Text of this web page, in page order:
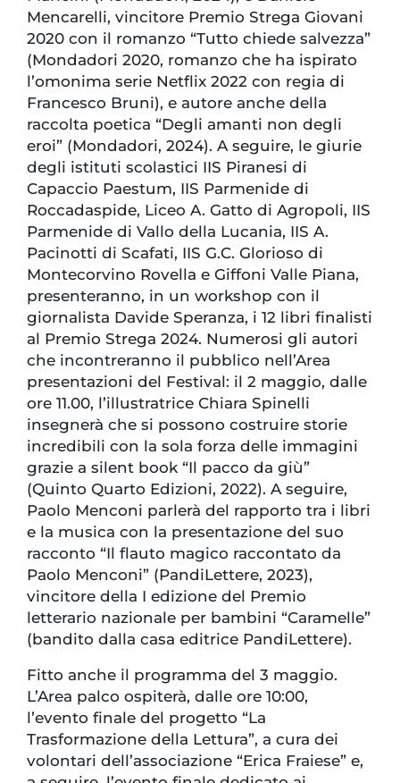
Mencarelli, vincitore Premio Strega Giovani
2020 con il romanzo “Tutto chiede salvezza”
(Mondadori 2020, romanzo che ha ispirato
l’omonima serie Netflix 2022 con regia di
Francesco Bruni), e autore anche della
raccolta poetica “Degli amanti non degli
eroi” (Mondadori, 2024). A seguire, le giurie
degli istituti scolastici IIS Piranesi di
Capaccio Paestum, IIS Parmenide di
Roccadaspide, Liceo A. Gatto di Agropoli, IIS
Parmenide di Vallo della Lucania, IIS A.
Pacinotti di Scafati, IIS G.C. Glorioso di
Montecorvino Rovella e Giffoni Valle Piana,
presenteranno, in un workshop con il
giornalista Davide Speranza, i 12 libri finalisti
al Premio Strega 2024. Numerosi gli autori
che incontreranno il pubblico nell’Area
presentazioni del Festival: il 2 maggio, dalle
ore 11.00, l’illustratrice Chiara Spinelli
insegnerà che si possono costruire storie
incredibili con la sola forza delle immagini
grazie a silent book “Il pacco da giù”
(Quinto Quarto Edizioni, 2022). A seguire,
Paolo Menconi parlerà del rapporto tra i libri
e la musica con la presentazione del suo
racconto “Il flauto magico raccontato da
Paolo Menconi” (PandiLettere, 2023),
vincitore della I edizione del Premio
letterario nazionale per bambini “Caramelle”
(bandito dalla casa editrice PandiLettere).
Fitto anche il programma del 3 maggio.
L’Area palco ospiterà, dalle ore 10:00,
l’evento finale del progetto “La
Trasformazione della Lettura”, a cura dei
volontari dell’associazione “Erica Fraiese” e,